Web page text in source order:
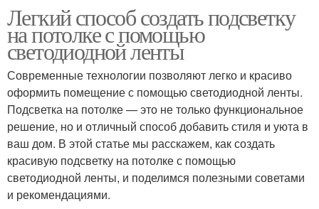
Легкий способ создать подсветку
на потолке с помощью
светодиодной ленты
Современные технологии позволяют легко и красиво
оформить помещение с помощью светодиодной ленты.
Подсветка на потолке — это не только функциональное
решение, но и отличный способ добавить стиля и уюта в
ваш дом. В этой статье мы расскажем, как создать
красивую подсветку на потолке с помощью
светодиодной ленты, и поделимся полезными советами
и рекомендациями.